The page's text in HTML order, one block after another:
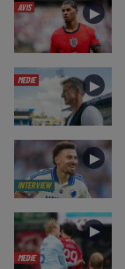
AVIS ►
MEDIE ►
INTERVIEW
►
MEDIE
►